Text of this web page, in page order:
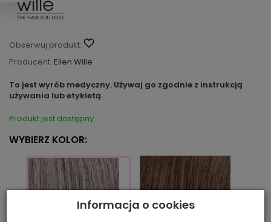
Obserwuj produkt:
Producent: Ellen Wille
To jest wyrób medyczny. Używaj go zgodnie z instrukcją
używania lub etykietą.
Produkt jest dostępny
WYBIERZ KOLOR:
Informacja o cookies